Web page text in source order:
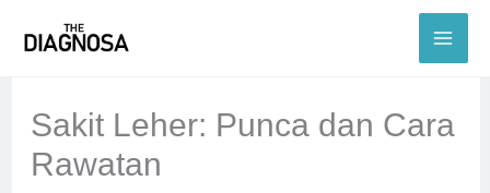
Sakit Leher: Punca dan Cara
Rawatan